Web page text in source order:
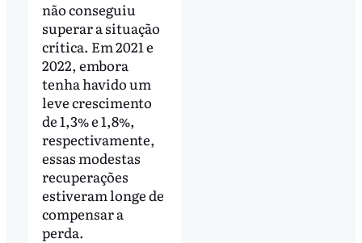
não conseguiu
superar a situação
crítica. Em 2021 e
2022, embora
tenha havido um
leve crescimento
de 1,3% e 1,8%,
respectivamente,
essas modestas
recuperações
estiveram longe de
compensar a
perda.